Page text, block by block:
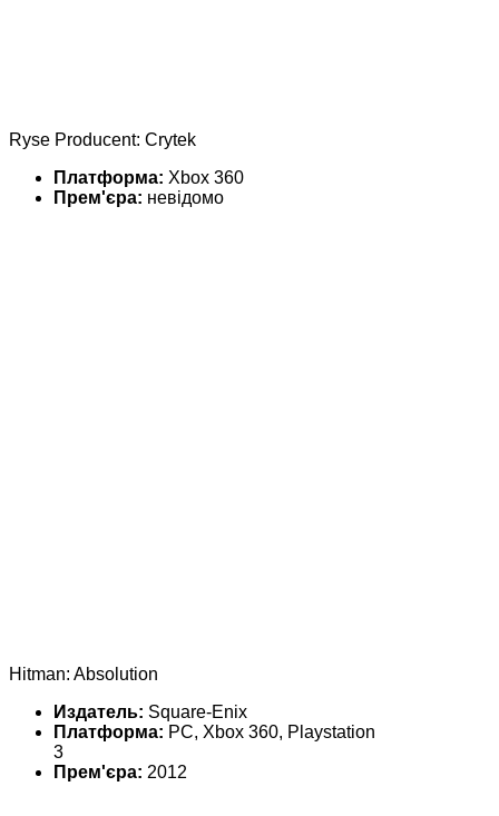
Ryse Producent: Crytek
Платформа: Xbox 360
Прем'єра: невідомо
Hitman: Absolution
Издатель: Square-Enix
Платформа: PC, Xbox 360, Playstation
3
Прем'єра: 2012